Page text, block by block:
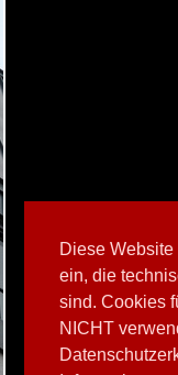
Diese
ein, die
sind. Cookies
NICHT